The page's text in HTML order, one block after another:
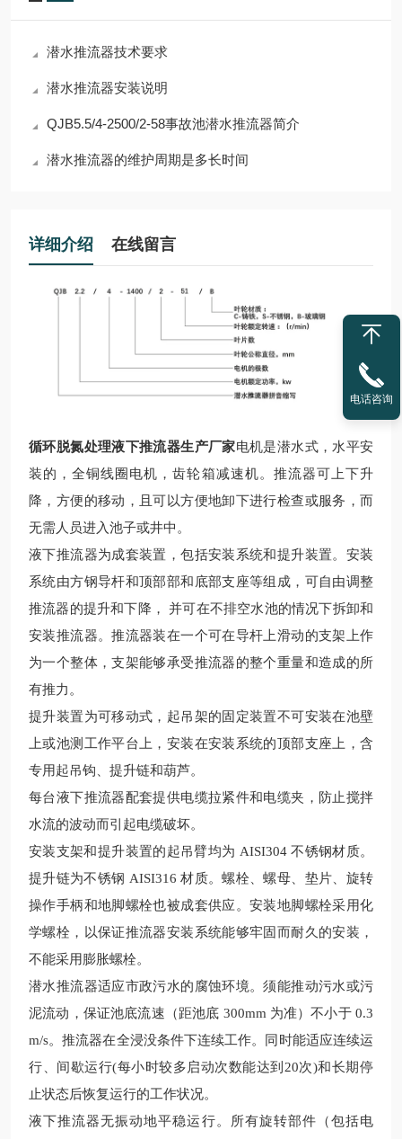
潜水推流器技术要求
潜水推流器安装说明
QJB5.5/4-2500/2-58事故池潜水推流器简介
潜水推流器的维护周期是多长时间
详细介绍 在线留言
循环脱氮处理液下推流器生产厂家电机是潜水式，水平安
装的，全铜线圈电机，齿轮箱减速机。推流器可上下升
降，方便的移动，且可以方便地卸下进行检查或服务，而
无需人员进入池子或井中。
液下推流器为成套装置，包括安装系统和提升装置。安装
系统由方钢导杆和顶部部和底部支座等组成，可自由调整
推流器的提升和下降，
并可在不排空水池的情况下拆卸和
安装推流器。推流器装在一个可在导杆上滑动的支架上作
为一个整体，支架能够承受推流器的整个重量和造成的所
有推力。
提升装置为可移动式，起吊架的固定装置不可安装在池壁
上或池测工作平台上，安装在安装系统的顶部支座上，含
专用起吊钩、提升链和葫芦。
每台液下推流器配套提供电缆拉紧件和电缆夹，防止搅拌
水流的波动而引起电缆破坏。
安装支架和提升装置的起吊臂均为 AISI304 不锈钢材质。
提升链为不锈钢 AISI316 材质。螺栓、螺母、垫片、旋转
操作手柄和地脚螺栓也被成套供应。安装地脚螺栓采用化
学螺栓，以保证推流器安装系统能够牢固而耐久的安装，
不能采用膨胀螺栓。
潜水推流器适应市政污水的腐蚀环境。须能推动污水或污
泥流动，保证池底流速（距池底 300mm 为准）不小于 0.3
m/s。推流器在全浸没条件下连续工作。同时能适应连续运
行、间歇运行(每小时较多启动次数能达到20次)和长期停
止状态后恢复运行的工作状况。
液下推流器无振动地平稳运行。所有旋转部件（包括电
电话咨询